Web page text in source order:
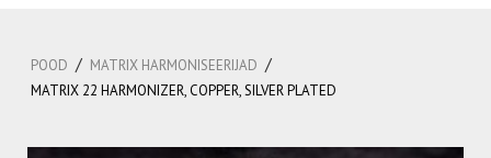
POOD / MATRIX HARMONISEERIJAD /
MATRIX 22 HARMONIZER, COPPER, SILVER PLATED